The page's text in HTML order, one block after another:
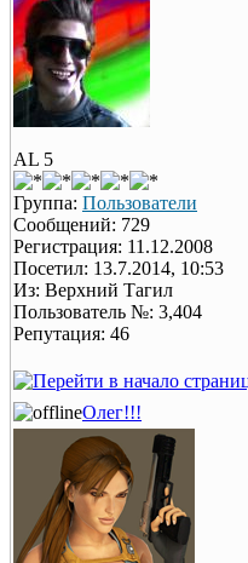
AL 5
Группа: Пользователи
Сообщений: 729
Регистрация: 11.12.2008
Посетил: 13.7.2014, 10:53
Из: Верхний Тагил
Пользователь №: 3,404
Репутация: 46
Олег!!!